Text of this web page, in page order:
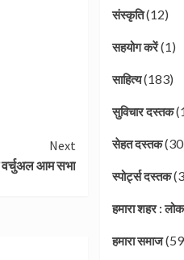
Next
आम सभा
संस्कृति(12)
सहयोग करें(1)
साहित्य(183)
सुविचार दस्तक
सेहत दस्तक
स्पोर्ट्स दस्तक
हमारा शहर :
हमारा समाज